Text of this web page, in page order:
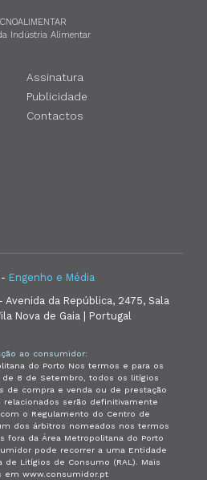
Indústria Alimentar
Assinatura
Publicidade
Contactos
Engenho e Média
Avenida da República, 2475, Sala
Nova de Gaia | Portugal
ao consumidor:
do Porto Nos termos e para os
de 8 de Setembro, todos os litígios
de compra e venda ou de prestação
serão definitivamente
o Regulamento do Centro de
dos árbitros nomeados nos termos
fora da Área Metropolitana do Porto
pode recorrer a uma Entidade
de Litígios de Consumo (RAL). Mais
em www.consumidor.pt